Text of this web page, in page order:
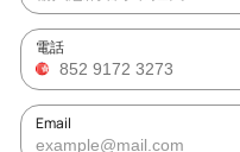
電話
Email